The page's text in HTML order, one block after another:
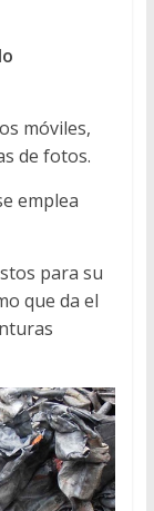
móviles,
de fotos.
emplea
para su
que da el